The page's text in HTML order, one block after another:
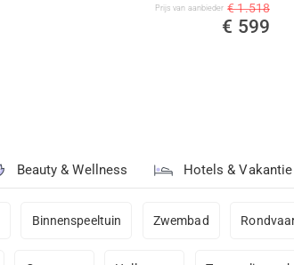
Prijs van aanbieder € 1.518
€ 599
Beauty & Wellness Hotels & Vakantie
Binnenspeeltuin Zwembad